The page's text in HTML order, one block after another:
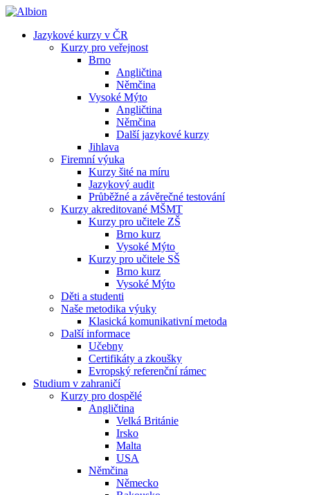
Jazykové kurzy v ČR
Kurzy pro veřejnost
Brno
Angličtina
Němčina
Vysoké Mýto
Angličtina
Němčina
Další jazykové kurzy
Jihlava
Firemní výuka
Kurzy šité na míru
Jazykový audit
Průběžné a závěrečné testování
Kurzy akreditované MŠMT
Kurzy pro učitele ZŠ
Brno kurz
Vysoké Mýto
Kurzy pro učitele SŠ
Brno kurz
Vysoké Mýto
Děti a studenti
Naše metodika výuky
Klasická komunikativní metoda
Další informace
Učebny
Certifikáty a zkoušky
Evropský referenční rámec
Studium v zahraničí
Kurzy pro dospělé
Angličtina
Velká Británie
Irsko
Malta
USA
Němčina
Německo